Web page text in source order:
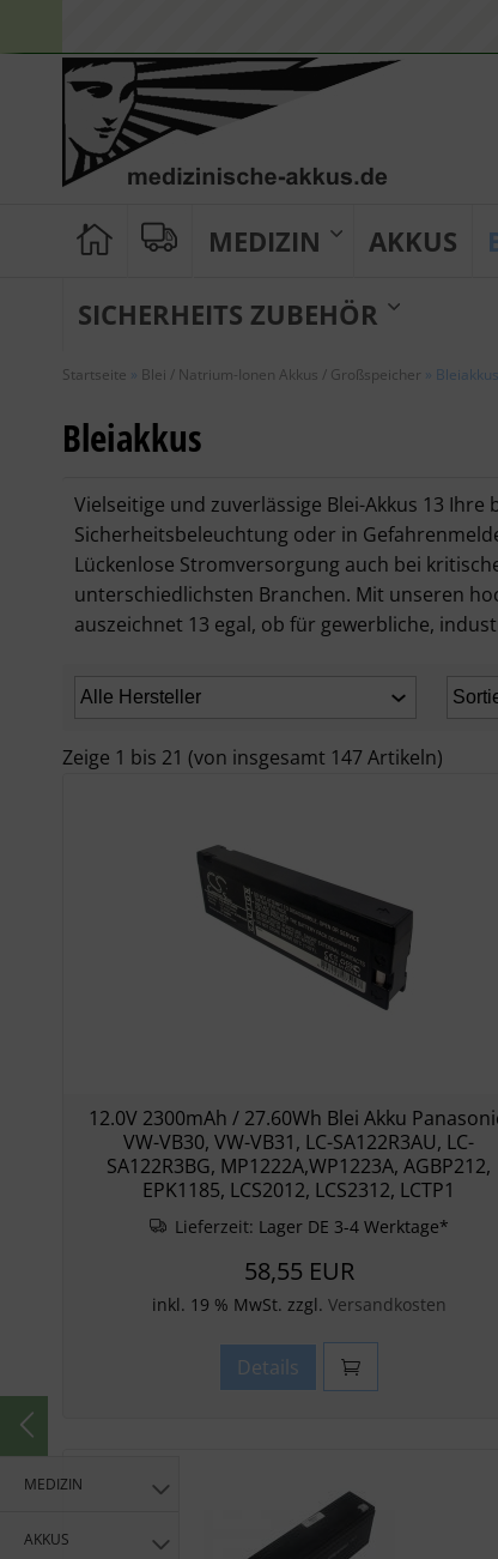
MEDIZIN AKKUS
SICHERHEITS ZUBEHÖR
MEDIZIN
AKKUS
Startseite » Blei / Natrium-Ionen Akkus / Großspeicher » Bleiakkus
Bleiakkus
Vielseitige und zuverlässige Blei-Akkus 13
Sicherheitsbeleuchtung oder in
Lückenlose Stromversorgung auch bei
unterschiedlichsten Branchen. Mit unseren
auszeichnet 13 egal, ob für gewerbliche,
Zeige 1 bis 21 (von insgesamt 147Artikeln)
12.0V 2300mAh / 27.60Wh Blei Akku
VW-VB30, VW-VB31, LC-SA122R3AU, LC-
SA122R3BG, MP1222A,WP1223A, AGBP212,
EPK1185, LCS2012, LCS2312, LCTP1
Lieferzeit: Lager DE 3-4 Werktage*
58,55 EUR
inkl. 19 % MwSt. zzgl. Versandkosten
Details